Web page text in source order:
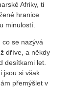
Afriky, ti
hranice
minulostí.
co se nazývá
dříve, a někdy
desítkami let.
jsou si však
přemýšlet v